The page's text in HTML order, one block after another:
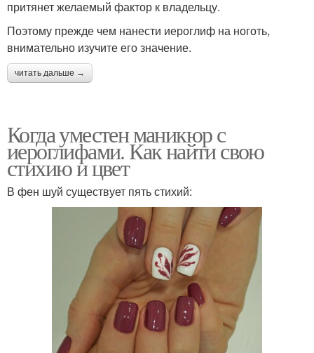
притянет желаемый фактор к владельцу.
Поэтому прежде чем нанести иероглиф на ноготь,
внимательно изучите его значение.
читать дальше →
Когда уместен маникюр с
иероглифами. Как найти свою
стихию и цвет
В фен шуй существует пять стихий: